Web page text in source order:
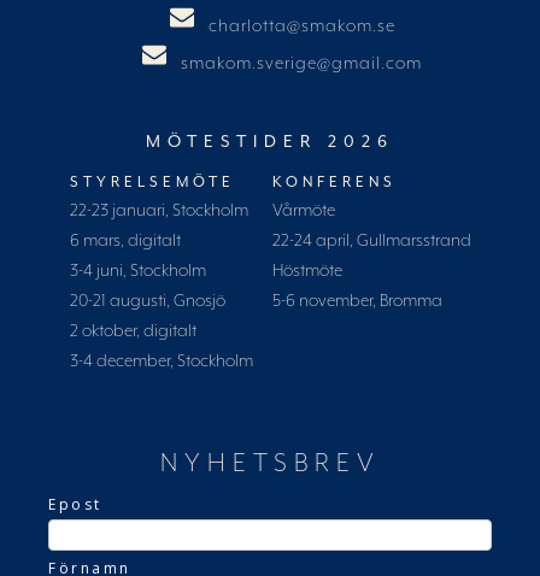
charlotta@smakom.se
smakom.sverige@gmail.com
MÖTESTIDER 2026
STYRELSEMÖTE
22-23 januari, Stockholm
6 mars, digitalt
3-4 juni, Stockholm
20-21 augusti, Gnosjö
2 oktober, digitalt
3-4 december, Stockholm
KONFERENS
Vårmöte
22-24 april, Gullmarsstrand
Höstmöte
5-6 november, Bromma
NYHETSBREV
Epost
Förnamn